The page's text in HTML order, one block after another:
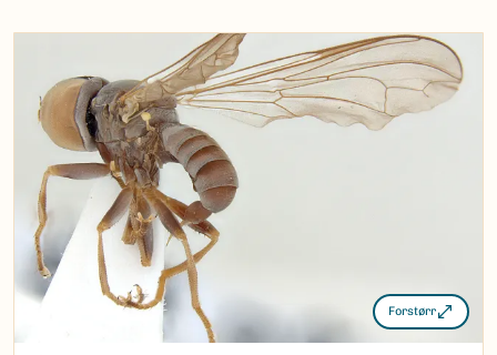
Nynorsk:Ingen
Nordsamisk/Davvisámegiella:Ingen
Vitenskapelig navn ID:23211
Takson ID:20858
Gå til Nortaxa for flere detaljer
Forstørr